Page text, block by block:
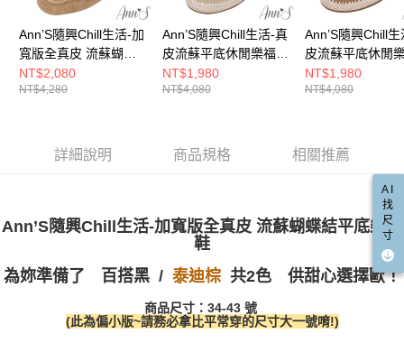
「AFTEE先享後付」，若未經同意申辦者引起之損失，本公司不負相關責
４．使用「AFTEE先享後付」時，將依據個別帳號之用戶狀況，依本公司即
時審查核予不同之上限額度；若仍有額度不足之情形，本公司將視審查結果
請求用戶進行身份認證。
５．嚴禁一人註冊多個帳號或使用他人資訊註冊。若發現惡意使用之情形，
宅配
每筆NT$100，滿NT$999(含以上)免運費
國家/地區配送(非順豐配送，勿填寫順豐智能櫃地址) 查看運費
國家/地區配送(限中國大陸地區) 查看運費
Ann’S隨興Chill生活-加
寬版全真皮 流蘇蝴蝶
結平底樂福鞋1cm-棕
(版型偏小)
NT$2,080
NT$4,280
Ann’S隨興Chill生活-真
皮流蘇平底休閒樂福鞋
1cm-杏
NT$1,980
NT$4,080
Ann’S隨興Chill
皮流蘇平底休閒
1cm-棕
NT$1,980
NT$4,080
詳細說明 商品規格 相關推薦
Ann’S隨興Chill生活-加寬版全真皮 流蘇蝴蝶結平底樂福
鞋
為妳準備了 百搭黑 / 泰迪棕 共2色 供甜心選擇歐！
商品尺寸：34-43 號
(此為偏小版~請務必拿比平常穿的尺寸大一號唷!)
AI
找
尺
寸